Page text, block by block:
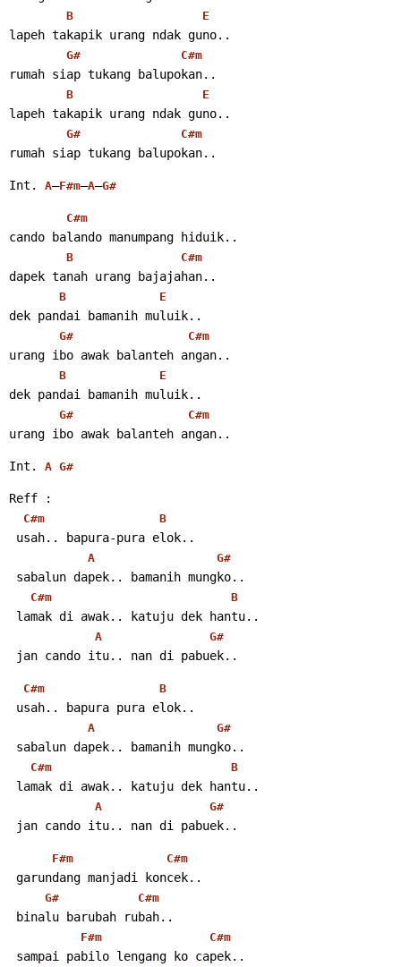
B E
lapeh takapik urang ndak guno..
G# C#m
rumah siap tukang balupokan..
B E
lapeh takapik urang ndak guno..
G# C#m
rumah siap tukang balupokan..
Int. A–F#m–A–G#
C#m
cando balando manumpang hiduik..
B C#m
dapek tanah urang bajajahan..
B E
dek pandai bamanih muluik..
G# C#m
urang ibo awak balanteh angan..
B E
dek pandai bamanih muluik..
G# C#m
urang ibo awak balanteh angan..
Int. A G#
Reff :
C#m B
usah.. bapura-pura elok..
A G#
sabalun dapek.. bamanih mungko..
C#m B
lamak di awak.. katuju dek hantu..
A G#
jan cando itu.. nan di pabuek..
C#m B
usah.. bapura pura elok..
A G#
sabalun dapek.. bamanih mungko..
C#m B
lamak di awak.. katuju dek hantu..
A G#
jan cando itu.. nan di pabuek..
F#m C#m
garundang manjadi koncek..
G# C#m
binalu barubah rubah..
F#m C#m
sampai pabilo lengang ko capek..